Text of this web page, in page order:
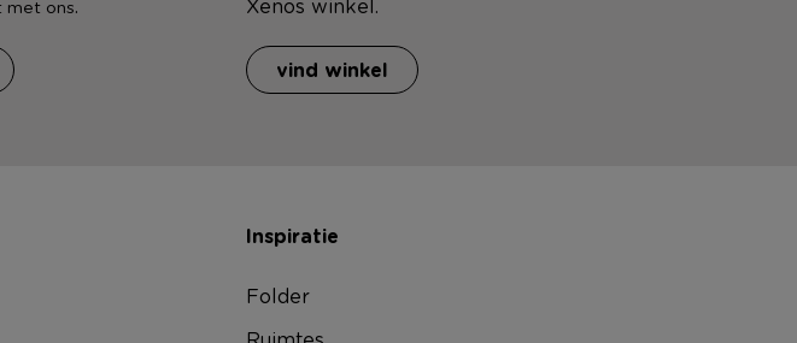
met ons
vind winkel
Inspiratie
Folder